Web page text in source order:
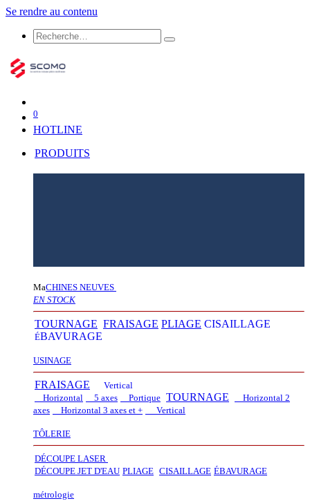
Se rendre au contenu
0
HOTLINE
PRODUITS
MaCHINES NEUVES
EN STOCK
TOURNAGE FRAISAGE PLIAGE CISAILLAGE
ÉBAVURAGE
USINAGE
FRAISAGE
Vertical
Horizontal
5 axes Portique TOURNAGE
Horizontal 2
axes
Horizontal 3 axes et + Vertical​
TÔLERIE
DÉCOUPE LASER
DÉCOUPE JET D'EAU PLIAGE CISAILLAGE ÉBAVURAGE
métrologie